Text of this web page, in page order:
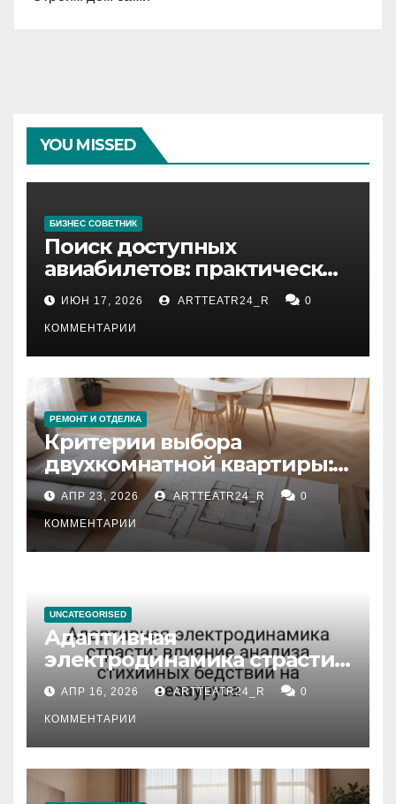
YOU MISSED
БИЗНЕС СОВЕТНИК
Поиск доступных
авиабилетов: практические
рекомендации
ИЮН 17, 2026 ARTTEATR24_R 0
КОММЕНТАРИИ
РЕМОНТ И ОТДЕЛКА
Критерии выбора
двухкомнатной квартиры:
планировка, площадь,
состояние и документация
АПР 23, 2026 ARTTEATR24_R 0
КОММЕНТАРИИ
UNCATEGORISED
Адаптивная
электродинамика страсти:
влияние анализа
стихийных бедствий на
тезауруса
АПР 16, 2026 ARTTEATR24_R 0
КОММЕНТАРИИ